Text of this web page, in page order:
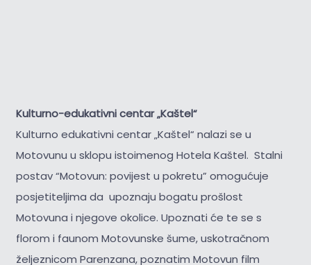
Kulturno-edukativni centar „Kaštel“
Kulturno edukativni centar „Kaštel“ nalazi se u
Motovunu u sklopu istoimenog Hotela Kaštel. Stalni
postav “Motovun: povijest u pokretu” omogućuje
posjetiteljima da upoznaju bogatu prošlost
Motovuna i njegove okolice. Upoznati će te se s
florom i faunom Motovunske šume, uskotračnom
željeznicom Parenzana, poznatim Motovun film